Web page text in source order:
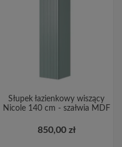
Słupek łazienkowy wiszący
Nicole 140 cm - szałwia MDF
850,00 zł